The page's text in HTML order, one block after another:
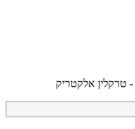
- טרקלין אלקטריק